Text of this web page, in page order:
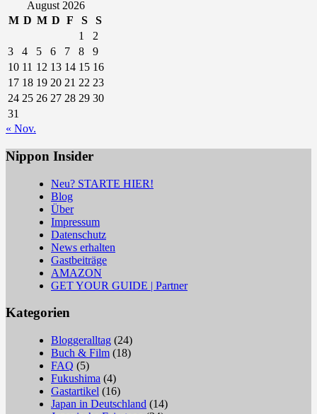
August 2026
M D M D F S
S
1
2
3
4 5 6 7 8
9
10 11 12 13 14 15 16
17 18 19 20 21 22 23
24 25 26 27 28 29 30
31
« Nov.
Nippon Insider
Neu? STARTE HIER!
Blog
Über
Impressum
Datenschutz
News erhalten
Gastbeiträge
AMAZON
GET YOUR GUIDE | Partner
Kategorien
Bloggeralltag (24)
Buch & Film (18)
FAQ (5)
Fukushima (4)
Gastartikel (16)
Japan in Deutschland (14)